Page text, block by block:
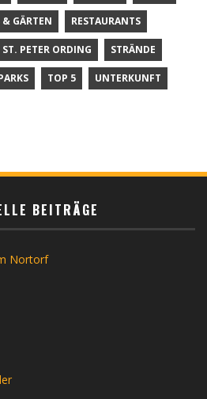
& GÄRTEN RESTAURANTS
ST. PETER ORDING STRÄNDE
TOP 5 UNTERKUNFT
BEITRÄGE
Nortorf